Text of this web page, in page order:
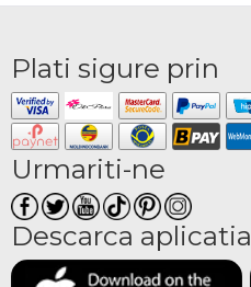
Plati sigure prin
Urmariti-ne
Descarca aplicatia